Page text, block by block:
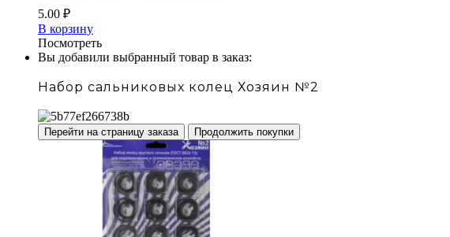
5.00 ₽
В корзину
Посмотреть
Вы добавили выбранный товар в заказ:
Набор сальниковых колец Хозяин №2
Перейти на страницу заказа Продолжить покупки